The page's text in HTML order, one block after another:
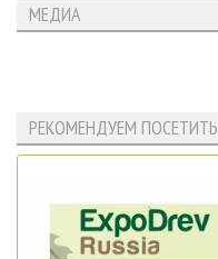
МЕДИА
РЕКОМЕНДУЕМ ПОСЕТИТЬ